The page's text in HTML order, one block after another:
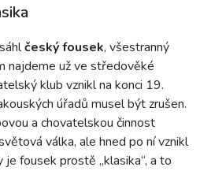
český fousek, všestranný
najdeme už ve středověké
klub vznikl na konci 19.
úřadů musel být zrušen.
a chovatelskou činnost
válka, ale hned po ní vznikl
fousek prostě „klasika“, a to